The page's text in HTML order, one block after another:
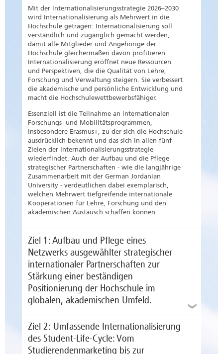
Mit der Internationalisierungsstrategie 2026–2030
wird Internationalisierung als Mehrwert in die
Hochschule getragen: Internationalisierung soll
verständlich und zugänglich gemacht werden,
damit alle Mitglieder und Angehörige der
Hochschule gleichermaßen davon profitieren.
Internationalisierung eröffnet neue Ressourcen
und Perspektiven, die die Qualität von Lehre,
Forschung und Verwaltung steigern. Sie verbessert
die akademische und persönliche Entwicklung und
macht die Hochschulewettbewerbsfähiger.
Essenziell ist die Teilnahme an internationalen
Forschungs- und Mobilitätsprogrammen,
insbesondere Erasmus+, zu der sich die Hochschule
ausdrücklich bekennt und das sich in allen fünf
Zielen der Internationalisierungsstrategie
wiederfindet. Auch der Aufbau und die Pflege
strategischer Partnerschaften - wie die langjährige
Zusammenarbeit mit der German Jordanian
University - verdeutlichen dabei exemplarisch,
welchen Mehrwert tiefgreifende internationale
Kooperationen für Lehre, Forschung und den
akademischen Austausch schaffen können.
Ziel 1: Aufbau und Pflege eines
Netzwerks ausgewählter strategischer
internationaler Partnerschaften zur
Stärkung einer beständigen
Positionierung der Hochschule im
globalen, akademischen Umfeld.
Strategische Partnerschaften schaffen Stabilität
und Kontinuität in der internationalen
Zusammenarbeit, selbst in Zeiten politischer
Umbrüche und globaler Unsicherheiten. Sie
Ziel 2: Umfassende Internationalisierung
des Student-Life-Cycle: Vom
Studierendenmarketing bis zur